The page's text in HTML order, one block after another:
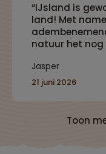
“IJsland is
land! Met
natuur het nog
landschap van
lava velden,
Jasper
21 juni 2026
Toon